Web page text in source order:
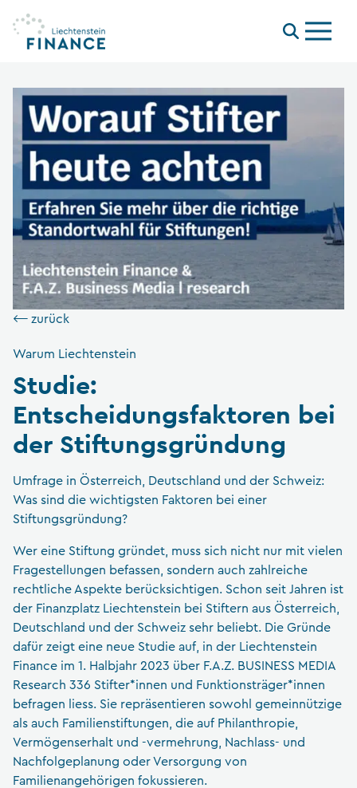
Menu
⟵ zurück
Warum Liechtenstein
Studie:
Entscheidungsfaktoren bei
der Stiftungsgründung
Umfrage in Österreich, Deutschland und der Schweiz:
Was sind die wichtigsten Faktoren bei einer
Stiftungsgründung?
Wer eine Stiftung gründet, muss sich nicht nur mit vielen
Fragestellungen befassen, sondern auch zahlreiche
rechtliche Aspekte berücksichtigen. Schon seit Jahren ist
der Finanzplatz Liechtenstein bei Stiftern aus Österreich,
Deutschland und der Schweiz sehr beliebt. Die Gründe
dafür zeigt eine neue Studie auf, in der Liechtenstein
Finance im 1. Halbjahr 2023 über F.A.Z. BUSINESS MEDIA
Research 336 Stifter*innen und Funktionsträger*innen
befragen liess. Sie repräsentieren sowohl gemeinnützige
als auch Familienstiftungen, die auf Philanthropie,
Vermögenserhalt und -vermehrung, Nachlass- und
Nachfolgeplanung oder Versorgung von
Familienangehörigen fokussieren.